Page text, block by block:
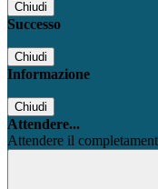
Chiudi
Successo
Chiudi
Informazione
Chiudi
Attendere...
Attendere il